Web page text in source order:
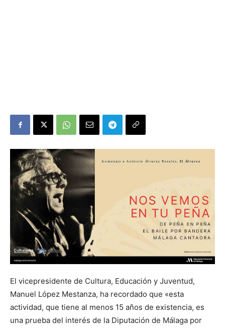
El vicepresidente de Cultura, Educación y Juventud,
Manuel López Mestanza, ha recordado que «esta
actividad, que tiene al menos 15 años de existencia, es
una prueba del interés de la Diputación de Málaga por